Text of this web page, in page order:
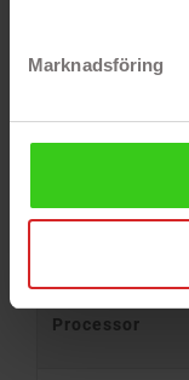
Marknadsföring
Processor